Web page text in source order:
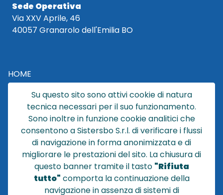
Sede Operativa
Via XXV Aprile, 46
40057 Granarolo dell'Emilia BO
HOME
CATALOGO
CHI SIAMO
NEWS
CONTATTACI
CONDIZIONI DI VENDITA
POLICY PRIVACY
NOTE LEGALI
Su questo sito sono attivi cookie di natura
tecnica necessari per il suo funzionamento.
Sono inoltre in funzione cookie analitici che
consentono a Sistersbo S.r.l. di verificare i flussi
di navigazione in forma anonimizzata e di
migliorare le prestazioni del sito. La chiusura di
questo banner tramite il tasto "Rifiuta
tutto" comporta la continuazione della
navigazione in assenza di sistemi di